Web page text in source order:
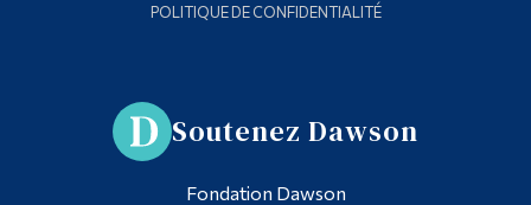
POLITIQUE DE CONFIDENTIALITÉ
Soutenez Dawson
Fondation Dawson